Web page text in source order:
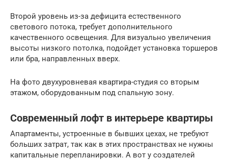
Второй уровень из-за дефицита естественного
светового потока, требует дополнительного
качественного освещения. Для визуально увеличения
высоты низкого потолка, подойдет установка торшеров
или бра, направленных вверх.
На фото двухуровневая квартира-студия со вторым
этажом, оборудованным под спальную зону.
Современный лофт в интерьере квартиры
Апартаменты, устроенные в бывших цехах, не требуют
больших затрат, так как в этих пространствах не нужны
капитальные перепланировки. А вот у создателей